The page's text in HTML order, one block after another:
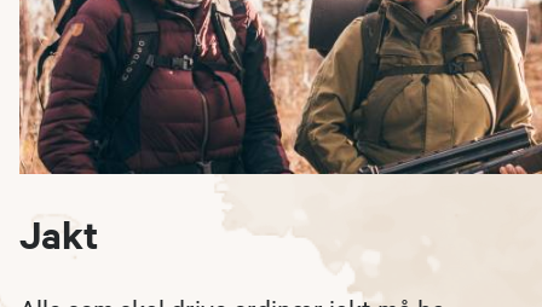
Jakt